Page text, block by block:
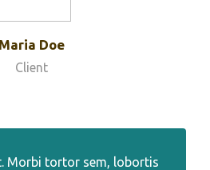
Maria Doe
Client
Morbi tortor sem, lobortis